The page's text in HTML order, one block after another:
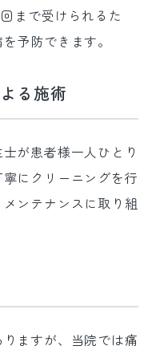
まで受けられるた
予防できます。
る施術
が患者様一人ひとり
にクリーニングを行
ンテナンスに取り組
ますが、当院では痛